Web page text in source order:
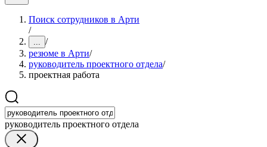
Поиск сотрудников в Арти
/
... /
резюме в Арти/
руководитель проектного отдела/
проектная работа
руководитель проектного отдела